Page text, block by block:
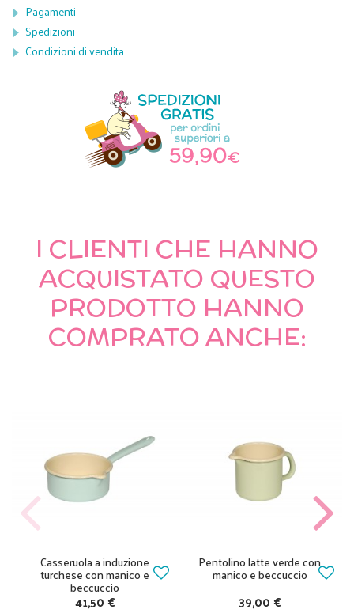
Pagamenti
Spedizioni
Condizioni di vendita
I CLIENTI CHE HANNO
ACQUISTATO QUESTO
PRODOTTO HANNO
COMPRATO ANCHE:
Casseruola a induzione
turchese con manico e
beccuccio
41,50 €
Pentolino latte verde con
manico e beccuccio
39,00 €